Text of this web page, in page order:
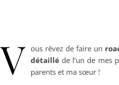
V ous rêvez de faire un
détaillé de l’un de mes
parents et ma sœur !